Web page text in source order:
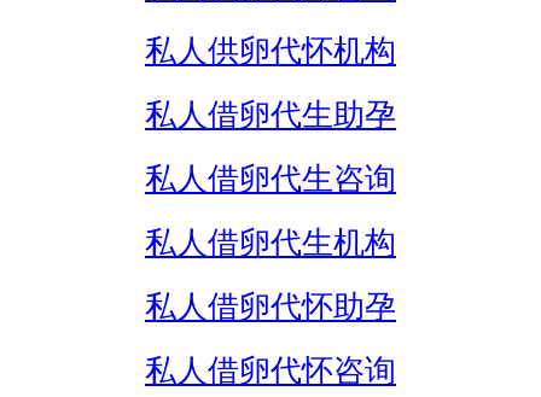
私人供卵代怀机构
私人借卵代生助孕
私人借卵代生咨询
私人借卵代生机构
私人借卵代怀助孕
私人借卵代怀咨询